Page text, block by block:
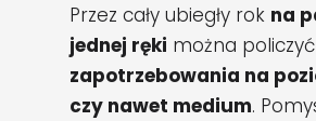
Przez cały ubiegły rok na
jednej ręki można policzyć
zapotrzebowania na
czy nawet medium.